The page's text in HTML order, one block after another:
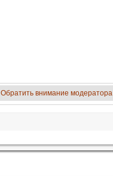
Обратить внимание модератора